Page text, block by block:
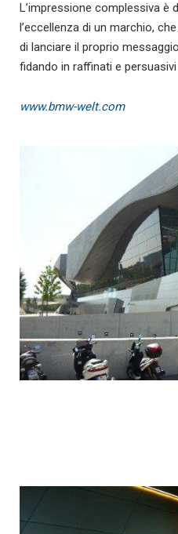
L’impressione complessiva è
l’eccellenza di un marchio,
di lanciare il proprio
fidando in raffinati e
www.bmw-welt.com